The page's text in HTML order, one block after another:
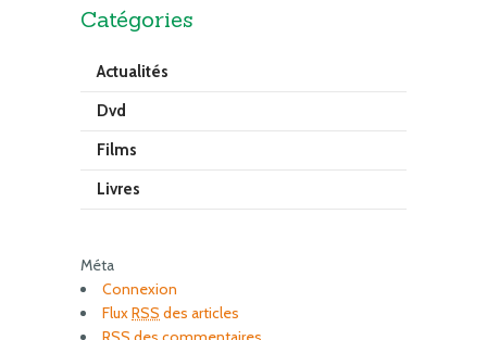
Catégories
Actualités
Dvd
Films
Livres
Méta
Connexion
FluxRSS des articles